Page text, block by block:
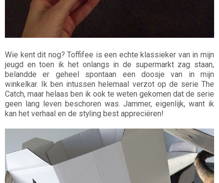
Wie kent dit nog? Toffifee is een echte klassieker van in mijn
jeugd en toen ik het onlangs in de supermarkt zag staan,
belandde er geheel spontaan een doosje van in mijn
winkelkar. Ik ben intussen helemaal verzot op de serie The
Catch, maar helaas ben ik ook te weten gekomen dat de serie
geen lang leven beschoren was. Jammer, eigenlijk, want ik
kan het verhaal en de styling best appreciëren!